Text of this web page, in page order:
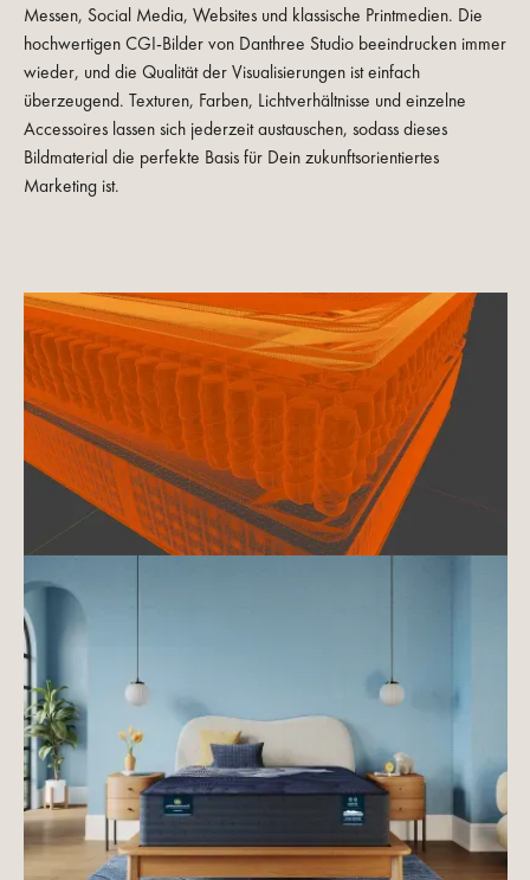
Messen, Social Media, Websites und klassische Printmedien. Die
hochwertigen CGI-Bilder von Danthree Studio beeindrucken immer
wieder, und die Qualität der Visualisierungen ist einfach
überzeugend. Texturen, Farben, Lichtverhältnisse und einzelne
Accessoires lassen sich jederzeit austauschen, sodass dieses
Bildmaterial die perfekte Basis für Dein zukunftsorientiertes
Marketing ist.